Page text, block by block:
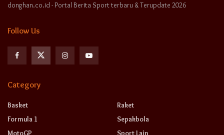
donghan.co.id - Portal Berita Sport terbaru & Terupdate 2026
Follow Us
Category
Basket
Formula 1
Raket
Sepakbola